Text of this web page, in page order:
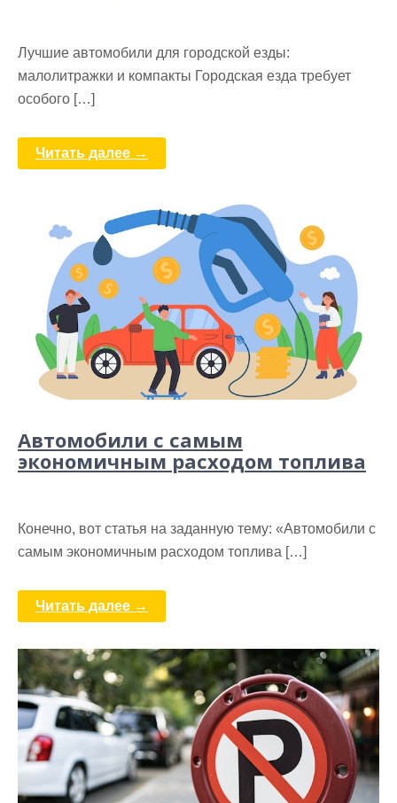
Лучшие автомобили для городской езды:
малолитражки и компакты Городская езда требует
особого […]
Читать далее →
Автомобили с самым
экономичным расходом топлива
Конечно, вот статья на заданную тему: «Автомобили с
самым экономичным расходом топлива […]
Читать далее →